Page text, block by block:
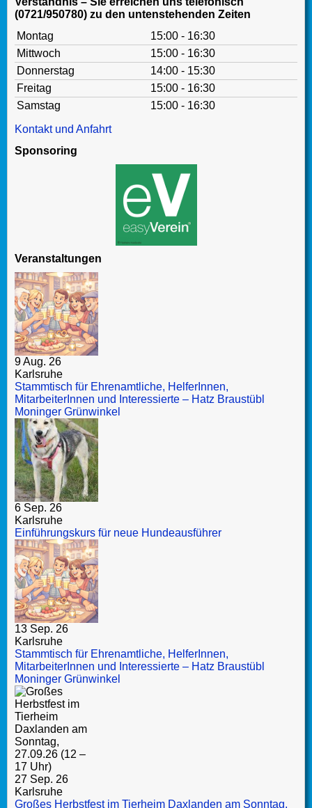
(0721/950780) zu den untenstehenden Zeiten
Montag
15:00 - 16:30
Mittwoch
15:00 - 16:30
Donnerstag
14:00 - 15:30
Freitag
15:00 - 16:30
Samstag
15:00 - 16:30
Kontakt und Anfahrt
Sponsoring
Veranstaltungen
9 Aug. 26
Karlsruhe
Stammtisch für Ehrenamtliche, HelferInnen,
MitarbeiterInnen und Interessierte – Hatz Braustübl
Moninger Grünwinkel
6 Sep. 26
Karlsruhe
Einführungskurs für neue Hundeausführer
13 Sep. 26
Karlsruhe
Stammtisch für Ehrenamtliche, HelferInnen,
MitarbeiterInnen und Interessierte – Hatz Braustübl
Moninger Grünwinkel
27 Sep. 26
Karlsruhe
Großes Herbstfest im Tierheim Daxlanden am Sonntag,